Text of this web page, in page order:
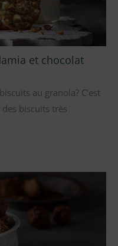
et chocolat
au granola? C’est
biscuits très